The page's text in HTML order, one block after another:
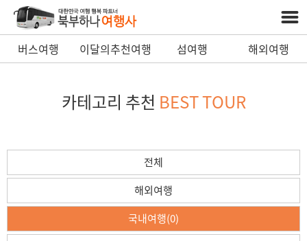
버스여행 이달의추천여행 섬여행 해외여행
카테고리 추천 BEST TOUR
전체
해외여행
국내여행(0)